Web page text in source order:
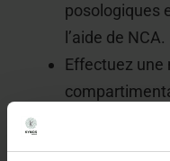
posologiques
l’aide de NCA.
Effectuez une
intégrés ou